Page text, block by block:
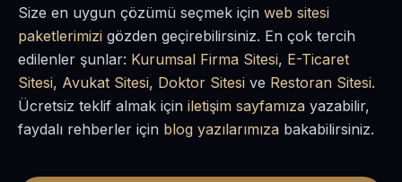
Size en uygun çözümü seçmek için web sitesi
paketlerimizi gözden geçirebilirsiniz. En çok tercih
edilenler şunlar: Kurumsal Firma Sitesi, E-Ticaret
Sitesi, Avukat Sitesi, Doktor Sitesi ve Restoran Sitesi.
Ücretsiz teklif almak için iletişim sayfamıza yazabilir,
faydalı rehberler için blog yazılarımıza bakabilirsiniz.